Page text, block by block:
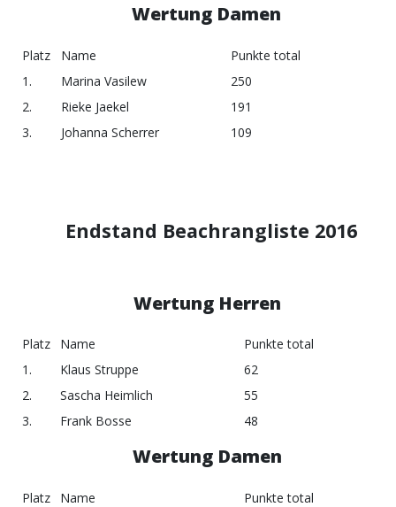
Wertung Damen
Platz Name
Punkte total
1.
Marina Vasilew
250
2.
Rieke Jaekel
191
3.
Johanna Scherrer 109
Endstand Beachrangliste 2016
Wertung Herren
Platz Name
Punkte total
1.
Klaus Struppe
62
2.
Sascha Heimlich
55
3.
Frank Bosse 48
Wertung Damen
Platz Name
Punkte total